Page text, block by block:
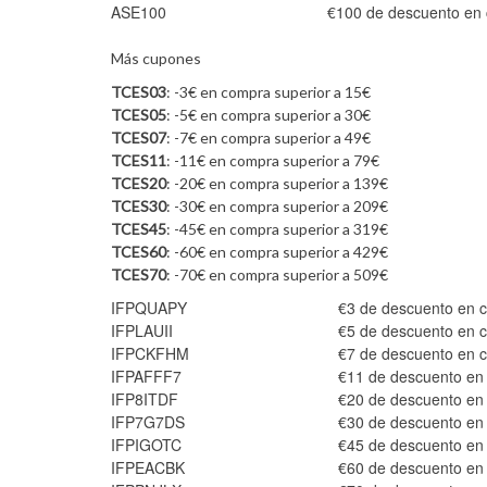
ASE100 €100 de descuento
Más cupones
TCES03: -3€ en compra superior a 15€
TCES05: -5€ en compra superior a 30€
TCES07: -7€ en compra superior a 49€
TCES11: -11€ en compra superior a 79€
TCES20: -20€ en compra superior a 139€
TCES30: -30€ en compra superior a 209€
TCES45: -45€ en compra superior a 319€
TCES60: -60€ en compra superior a 429€
TCES70: -70€ en compra superior a 509€
IFPQUAPY
€3 de descuento en
IFPLAUII
€5 de descuento en
IFPCKFHM
€7 de descuento en
IFPAFFF7
€11 de descuento
IFP8ITDF
€20 de descuento
IFP7G7DS
€30 de descuento
IFPIGOTC
€45 de descuento
IFPEACBK
€60 de descuento